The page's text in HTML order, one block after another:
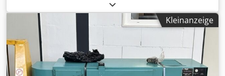
, Betätigungsart:
Absaugung, Entstauber, Feinstaubabscheider für
Aluminium und explosionsgefährliche Stäube der
renommierten Marke TEKA. Modell: WNA AL 3500
Konzipiert für die Abscheidung von Stäuben mit
besonderen Eigenschaften, insbesondere von
explosionsgefährlichen Stäuben. Hochleistungsfähige,
Kleinanzeige